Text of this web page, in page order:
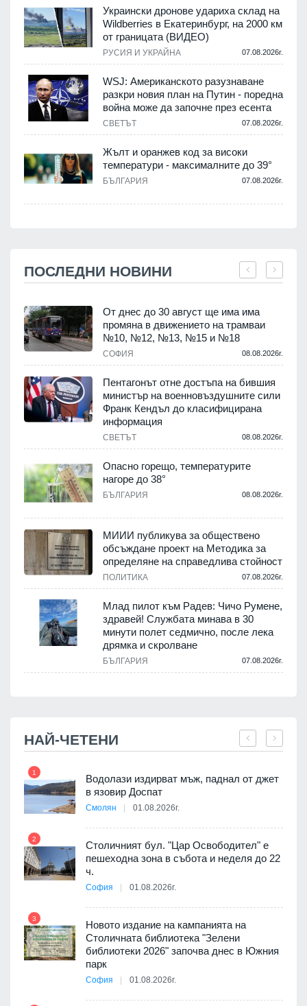
Украински дронове удариха склад на
Wildberries в Екатеринбург, на 2000 км
от границата (ВИДЕО)
РУСИЯ И УКРАЙНА 07.08.2026г.
WSJ: Американското разузнаване
разкри новия план на Путин - поредна
война може да започне през есента
СВЕТЪТ 07.08.2026г.
Жълт и оранжев код за високи
температури - максималните до 39°
БЪЛГАРИЯ 07.08.2026г.
ПОСЛЕДНИ НОВИНИ
От днес до 30 август ще има има
промяна в движението на трамваи
№10, №12, №13, №15 и №18
СОФИЯ 08.08.2026г.
Пентагонът отне достъпа на бившия
министър на военновъздушните сили
Франк Кендъл до класифицирана
информация
СВЕТЪТ 08.08.2026г.
Опасно горещо, температурите
нагоре до 38°
БЪЛГАРИЯ 08.08.2026г.
МИИИ публикува за обществено
обсъждане проект на Методика за
определяне на справедлива стойност
ПОЛИТИКА 07.08.2026г.
Млад пилот към Радев: Чичо Румене,
здравей! Службата минава в 30
минути полет седмично, после лека
дрямка и скролване
БЪЛГАРИЯ 07.08.2026г.
НАЙ-ЧЕТЕНИ
1
Водолази издирват мъж, паднал от джет
в язовир Доспат
Смолян 01.08.2026г.
2
Столичният бул. "Цар Освободител" е
пешеходна зона в събота и неделя до 22
ч.
София 01.08.2026г.
3
Новото издание на кампанията на
Столичната библиотека "Зелени
библиотеки 2026" започва днес в Южния
парк
София 01.08.2026г.